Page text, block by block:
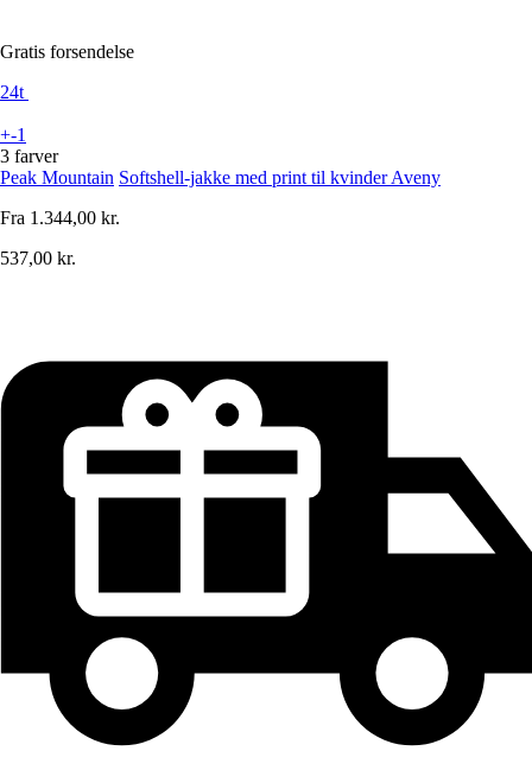
Gratis forsendelse
24t
+-1
3 farver
Peak Mountain Softshell-jakke med print til kvinder Aveny
Fra 1.344,00 kr.
537,00 kr.